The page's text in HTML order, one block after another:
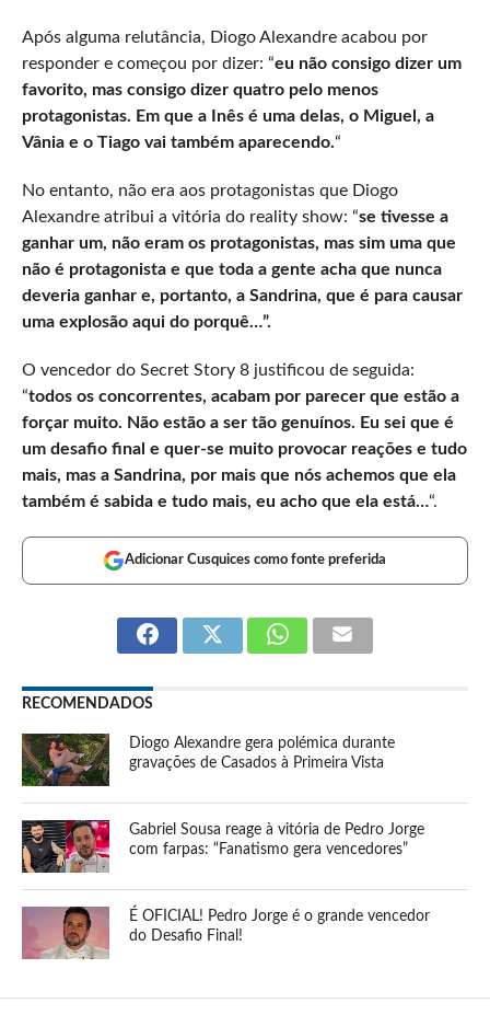
Após alguma relutância, Diogo Alexandre acabou por
responder e começou por dizer: “eu não consigo dizer um
favorito, mas consigo dizer quatro pelo menos
protagonistas. Em que a Inês é uma delas, o Miguel, a
Vânia e o Tiago vai também aparecendo.“
No entanto, não era aos protagonistas que Diogo
Alexandre atribui a vitória do reality show: “se tivesse a
ganhar um, não eram os protagonistas, mas sim uma que
não é protagonista e que toda a gente acha que nunca
deveria ganhar e, portanto, a Sandrina, que é para causar
uma explosão aqui do porquê…”.
O vencedor do Secret Story 8 justificou de seguida:
“todos os concorrentes, acabam por parecer que estão a
forçar muito. Não estão a ser tão genuínos. Eu sei que é
um desafio final e quer-se muito provocar reações e tudo
mais, mas a Sandrina, por mais que nós achemos que ela
também é sabida e tudo mais, eu acho que ela está…“.
Adicionar Cusquices como fonte preferida
RECOMENDADOS
Diogo Alexandre gera polémica durante
gravações de Casados à Primeira Vista
Gabriel Sousa reage à vitória de Pedro Jorge
com farpas: “Fanatismo gera vencedores”
É OFICIAL! Pedro Jorge é o grande vencedor
do Desafio Final!